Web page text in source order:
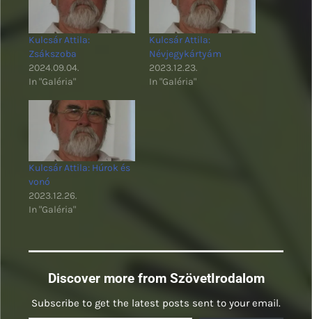
Kulcsár Attila:
Zsákszoba
2024.09.04.
In "Galéria"
Kulcsár Attila:
Névjegykártyám
2023.12.23.
In "Galéria"
Kulcsár Attila: Húrok és
vonó
2023.12.26.
In "Galéria"
Discover more from SzövetIrodalom
Subscribe to get the latest posts sent to your email.